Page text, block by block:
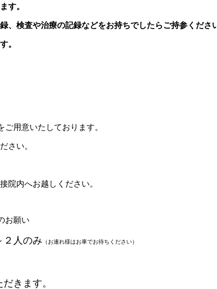
す。
、検査や治療の記録などをお持ちでしたらご持参くださ
。
用意いたしております。
さい。
院内へお越しください。
お願い
２人のみ （お連れ様はお車でお待ちください）
きます。